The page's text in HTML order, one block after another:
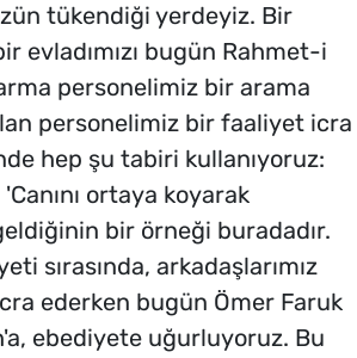
tükendiği yerdeyiz. Bir
evladımızı bugün Rahmet-i
personelimiz bir arama
personelimiz bir faaliyet icra
hep şu tabiri kullanıyoruz:
ortaya koyarak
bir örneği buradadır.
sırasında, arkadaşlarımız
ederken bugün Ömer Faruk
ebediyete uğurluyoruz. Bu